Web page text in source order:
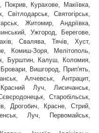
Покрив, Курахове, Макіївка,
Світлодарськ, Святогірськ,
, Житомир, Андріївка,
Ужгород, Берегове,
Свалява, Тячів, Хуст,
Комиш-Зоря, Мелітополь,
Бурштин, Калуш, Коломия,
Вишгород, Прип'ять,
Алчевськ, Антрацит,
Луч, Лисичанськ,
Старобільськ,
Дрогобич, Красне, Стрий,
Луч, Первомайськ,